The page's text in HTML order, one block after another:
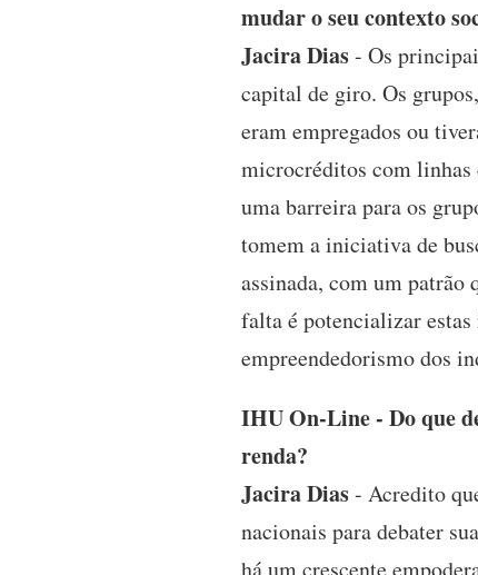
mudar o seu contexto
Jacira Dias- Os
capital de giro. Os
eram empregados ou
microcréditos com linhas
uma barreira para os
tomem a iniciativa de
assinada, com um patrão
falta é potencializar
empreendedorismo dos
IHU On-Line - Do que
renda?
Jacira Dias- Acredito
nacionais para debater
há um crescente